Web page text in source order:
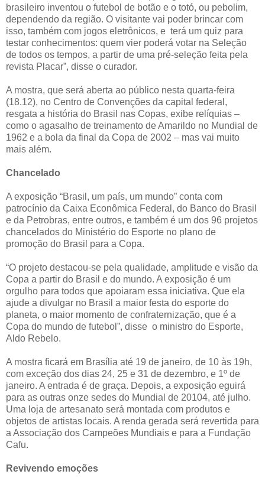
brasileiro inventou o futebol de botão e o totó, ou pebolim,
dependendo da região. O visitante vai poder brincar com
isso, também com jogos eletrônicos, e terá um quiz para
testar conhecimentos: quem vier poderá votar na Seleção
de todos os tempos, a partir de uma pré-seleção feita pela
revista Placar”, disse o curador.
A mostra, que será aberta ao público nesta quarta-feira
(18.12), no Centro de Convenções da capital federal,
resgata a história do Brasil nas Copas, exibe relíquias –
como o agasalho de treinamento de Amarildo no Mundial de
1962 e a bola da final da Copa de 2002 – mas vai muito
mais além.
Chancelado
A exposição “Brasil, um país, um mundo” conta com
patrocínio da Caixa Econômica Federal, do Banco do Brasil
e da Petrobras, entre outros, e também é um dos 96 projetos
chancelados do Ministério do Esporte no plano de
promoção do Brasil para a Copa.
“O projeto destacou-se pela qualidade, amplitude e visão da
Copa a partir do Brasil e do mundo. A exposição é um
orgulho para todos que apoiaram essa iniciativa. Que ela
ajude a divulgar no Brasil a maior festa do esporte do
planeta, o maior momento de confraternização, que é a
Copa do mundo de futebol”, disse o ministro do Esporte,
Aldo Rebelo.
A mostra ficará em Brasília até 19 de janeiro, de 10 às 19h,
com exceção dos dias 24, 25 e 31 de dezembro, e 1º de
janeiro. A entrada é de graça. Depois, a exposição eguirá
para as outras onze sedes do Mundial de 20104, até julho.
Uma loja de artesanato será montada com produtos e
objetos de artistas locais. A renda gerada será revertida para
a Associação dos Campeões Mundiais e para a Fundação
Cafu.
Revivendo emoções